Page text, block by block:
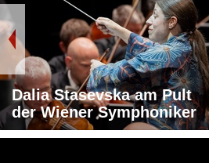
Dalia Stasevska am Pult
der Wiener Symphoniker